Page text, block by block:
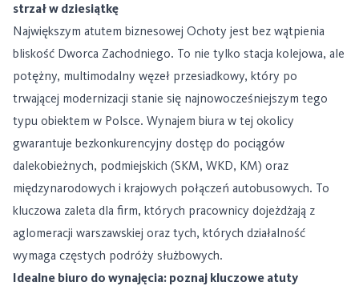
strzał w dziesiątkę
Największym atutem biznesowej Ochoty jest bez wątpienia
bliskość Dworca Zachodniego. To nie tylko stacja kolejowa, ale
potężny, multimodalny węzeł przesiadkowy, który po
trwającej modernizacji stanie się najnowocześniejszym tego
typu obiektem w Polsce. Wynajem biura w tej okolicy
gwarantuje bezkonkurencyjny dostęp do pociągów
dalekobieżnych, podmiejskich (SKM, WKD, KM) oraz
międzynarodowych i krajowych połączeń autobusowych. To
kluczowa zaleta dla firm, których pracownicy dojeżdżają z
aglomeracji warszawskiej oraz tych, których działalność
wymaga częstych podróży służbowych.
Idealne biuro do wynajęcia: poznaj kluczowe atuty